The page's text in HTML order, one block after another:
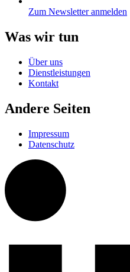
Zum Newsletter anmelden
Was wir tun
Über uns
Dienstleistungen
Kontakt
Andere Seiten
Impressum
Datenschutz